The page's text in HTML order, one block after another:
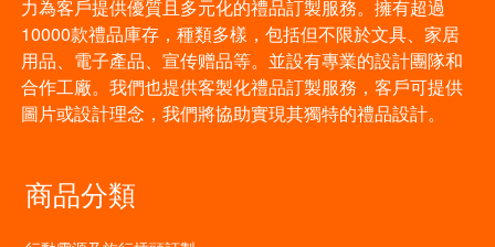
力為客戶提供優質且多元化的禮品訂製服務。擁有超過
10000款禮品庫存，種類多樣，包括但不限於文具、家居
用品、電子產品、宣传赠品等。並設有專業的設計團隊和
合作工廠。我們也提供客製化禮品訂製服務，客戶可提供
圖片或設計理念，我們將協助實現其獨特的禮品設計。
商品分類